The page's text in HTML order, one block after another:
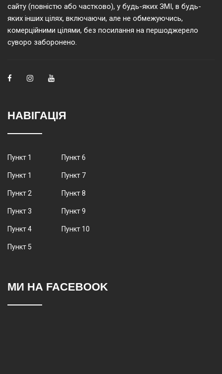
сайту (повністю або частково), у будь-яких ЗМІ, в будь-
яких інших цілях, включаючи, але не обмежуючись,
комерційними цілями, без посилання на першоджерело
суворо заборонено.
НАВІГАЦІЯ
Пункт 1
Пункт 1
Пункт 2
Пункт 3
Пункт 4
Пункт 5
Пункт 6
Пункт 7
Пункт 8
Пункт 9
Пункт 10
МИ НА FACEBOOK